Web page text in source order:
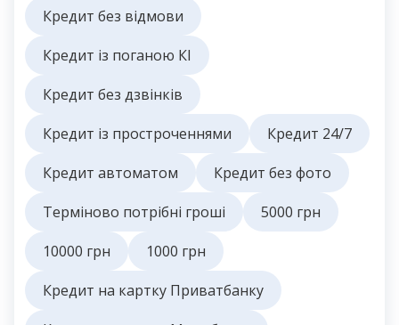
Кредит без відмови
Кредит із поганою КІ
Кредит без дзвінків
Кредит із простроченнями
Кредит 24/7
Кредит автоматом
Кредит без фото
Терміново потрібні гроші
5000 грн
10000 грн
1000 грн
Кредит на картку Приватбанку